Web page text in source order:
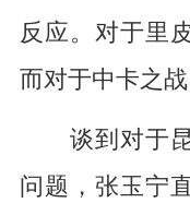
反应。对于里
而对于中卡之
谈到对于昆
问题，张玉宁